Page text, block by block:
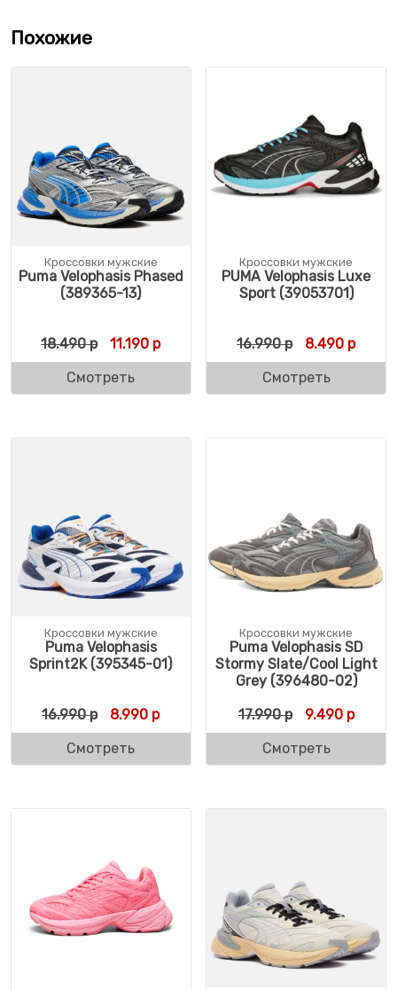
Похожие
Кроссовки мужские
Puma Velophasis Phased
(389365-13)
18.490р Первоначальная цена составляла 18.490
11.190 рТекущая цена: 11.190 р.
Смотреть
Кроссовки мужские
PUMA Velophasis Luxe
Sport (39053701)
16.990р 8.490 р
Смотреть
Кроссовки мужские
Puma Velophasis
Sprint2K (395345-01)
16.990р Первоначальная цена составляла 16.990
8.990 рТекущая цена: 8.990 р.
Смотреть
Кроссовки мужские
Puma Velophasis SD
Stormy Slate/Cool Light
Grey (396480-02)
17.990р 9.490р
Смотреть